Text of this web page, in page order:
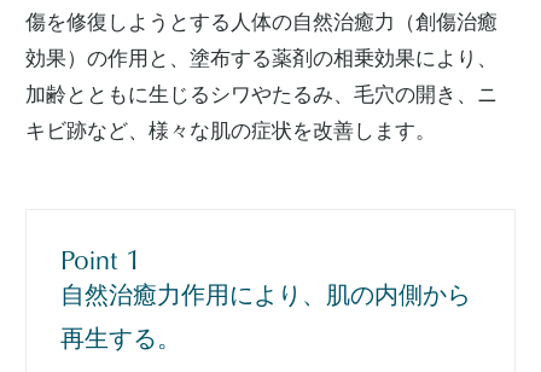
傷を修復しようとする人体の自然治癒力（創傷治癒
効果）の作用と、塗布する薬剤の相乗効果により、
加齢とともに生じるシワやたるみ、毛穴の開き、ニ
キビ跡など、様々な肌の症状を改善します。
Point 1
自然治癒力作用により、肌の内側から
再生する。